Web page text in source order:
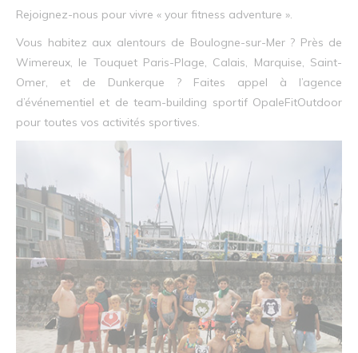
Rejoignez-nous pour vivre « your fitness adventure ».
Vous habitez aux alentours de Boulogne-sur-Mer ? Près de
Wimereux, le Touquet Paris-Plage, Calais, Marquise, Saint-
Omer, et de Dunkerque ? Faites appel à l’agence
d’événementiel et de team-building sportif OpaleFitOutdoor
pour toutes vos activités sportives.